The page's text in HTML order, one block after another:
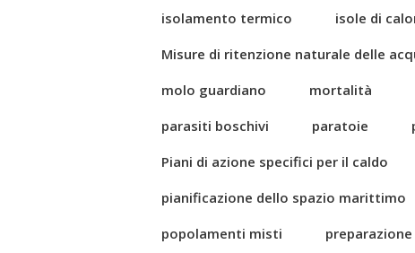
isolamento termico
isole di
Misure di ritenzione naturale delle
molo guardiano
mortalità
parasiti boschivi
paratoie
Piani di azione specifici per il caldo
pianificazione dello spazio marittimo
popolamenti misti
preparazione